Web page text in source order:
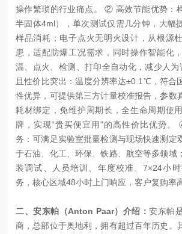
操作繁琐的行业痛点。 ② 高效节能优势：
半固体4ml），单次测试仅需几分钟，大幅
样品消耗；电子点火无明火设计，从根源
患，适配防爆工况需求，同时操作智能化
温、点火、检测、打印全自动化，减少人
且性价比突出：温度分辨率达±0.1℃，符合
性优异，可提供第三方计量校准报告，参数
耗材绑定，免维护周期长，全生命周期使
牌，实现“贵买便宜用"的高性价比优势
务：可满足实验室批量检测与现场快速测定
于石油、化工、环保、铁路、航空等多领域
装调试、人员培训、年度校准、7×24小
务，核心区域48小时上门响应，客户复购率
二、安东帕（Anton Paar）介绍：安东帕
商，总部位于奥地利，拥有超过百年历史。